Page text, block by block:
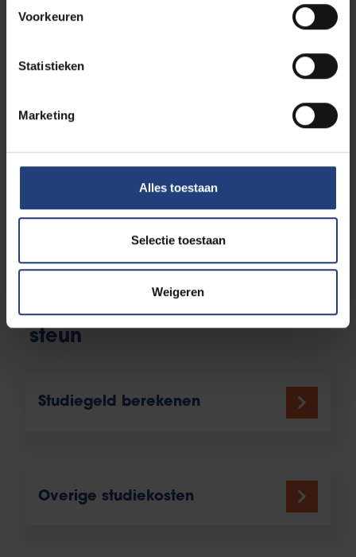
Voorkeuren
Statistieken
Marketing
Alles toestaan
Selectie toestaan
Weigeren
Praktische info voor je
Studiegeld en financiële
steun
Studiegeld berekenen
Overige studiekosten